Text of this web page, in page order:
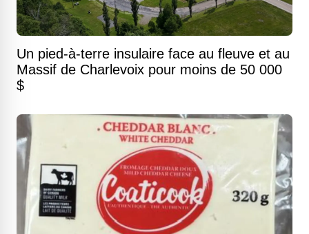
Un pied-à-terre insulaire face au fleuve et au
Massif de Charlevoix pour moins de 50 000
$